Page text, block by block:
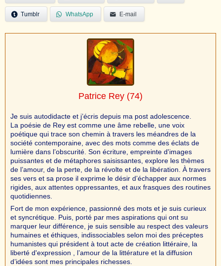
Tumblr WhatsApp E-mail
Patrice Rey (74)
Je suis autodidacte et j’écris depuis ma post adolescence.
La poésie de Rey est comme une âme rebelle, une voix
poétique qui trace son chemin à travers les méandres de la
société contemporaine, avec des mots comme des éclats de
lumière dans l’obscurité. Son écriture, empreinte d'images
puissantes et de métaphores saisissantes, explore les thèmes
de l’amour, de la perte, de la révolte et de la libération. À travers
ses vers et sa prose il exprime le désir d’échapper aux normes
rigides, aux attentes oppressantes, et aux frasques des routines
quotidiennes.
Fort de mon expérience, passionné des mots et je suis curieux
et syncrétique. Puis, porté par mes aspirations qui ont su
marquer leur différence, je suis sensible au respect des valeurs
humaines et éthiques, indissociables selon moi des préceptes
humanistes qui président à tout acte de création littéraire, la
liberté d'expression , l’amour de la littérature et la diffusion
d’idées sont mes principales richesses.